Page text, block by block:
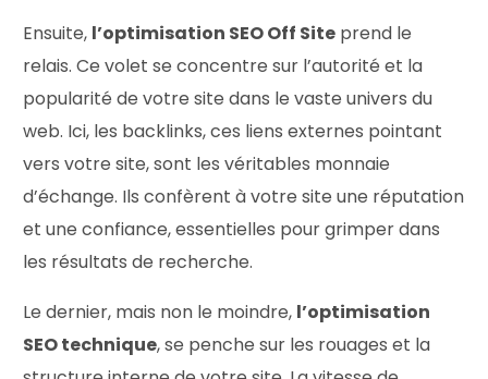
Ensuite, l’optimisation SEO Off Site prend le
relais. Ce volet se concentre sur l’autorité et la
popularité de votre site dans le vaste univers du
web. Ici, les backlinks, ces liens externes pointant
vers votre site, sont les véritables monnaie
d’échange. Ils confèrent à votre site une réputation
et une confiance, essentielles pour grimper dans
les résultats de recherche.
Le dernier, mais non le moindre, l’optimisation
SEO technique, se penche sur les rouages et la